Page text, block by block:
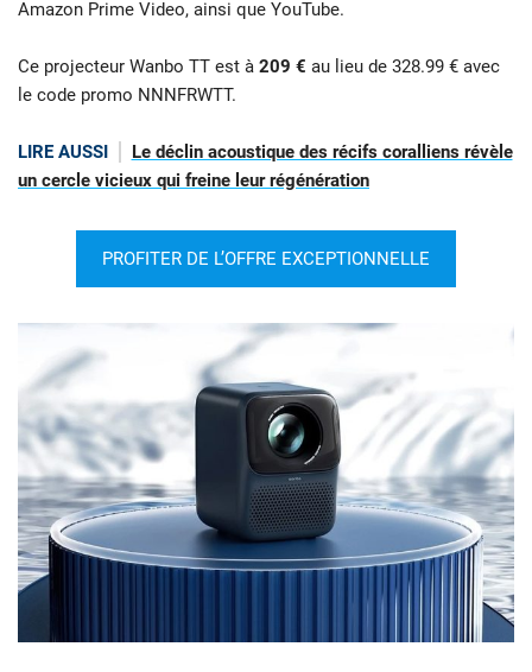
Amazon Prime Video, ainsi que YouTube.
Ce projecteur Wanbo TT est à 209 € au lieu de 328.99 € avec
le code promo NNNFRWTT.
LIRE AUSSI
Le déclin acoustique des récifs coralliens révèle
un cercle vicieux qui freine leur régénération
PROFITER DE L’OFFRE EXCEPTIONNELLE